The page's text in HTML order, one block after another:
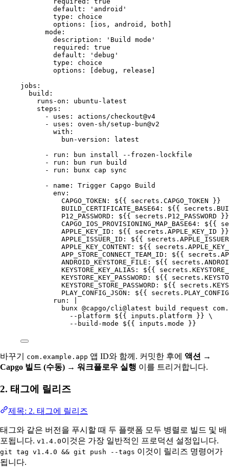
default :
'android'
type : choice
options : [ ios , android , both
mode :
description :
'Build mode'
required : true
default :
'debug'
type : choice
options : [ debug , release
jobs :
build :
runs-on : ubuntu-latest
steps :
- uses : actions/checkout@v4
- uses : oven-sh/setup-bun@v2
with :
bun-version :
latest
-
run :
bun install --frozen-lockfile
-
run :
bun run build
-
run :
bunx cap sync
- name : Trigger Capgo Build
env :
CAPGO_TOKEN : ${{ secrets.CAPGO_TOKEN }}
BUILD_CERTIFICATE_BASE64 : ${{
P12_PASSWORD : ${{ secrets.P12_PASSWORD }}
CAPGO_IOS_PROVISIONING_MAP_BASE64 : ${{
APPLE_KEY_ID : ${{ secrets.APPLE_KEY_ID }}
APPLE_ISSUER_ID : ${{
APPLE_KEY_CONTENT : ${{
APP_STORE_CONNECT_TEAM_ID : ${{
ANDROID_KEYSTORE_FILE : ${{
KEYSTORE_KEY_ALIAS : ${{
KEYSTORE_KEY_PASSWORD : ${{
KEYSTORE_STORE_PASSWORD : ${{
PLAY_CONFIG_JSON : ${{
run :
bunx @capgo/cli@latest build request
--platform ${{ inputs.platform }} \
--build-mode ${{ inputs.mode }}
바꾸기 com.example.app 앱 ID와 함께. 커밋한 후에 액션 →
Capgo 빌드 (수동) → 워크플로우 실행 이를 트리거합니다.
2. 태그에 릴리즈
제목: 2. 태그에 릴리즈
태그와 같은 버전을 푸시할 때 두 플랫폼 모두 병렬로 빌드 및 배
포됩니다. v1.4.0이것은 가장 일반적인 프로덕션 설정입니다.
git tag v1.4.0 && git push --tags 이것이 릴리즈 명령어가
됩니다.